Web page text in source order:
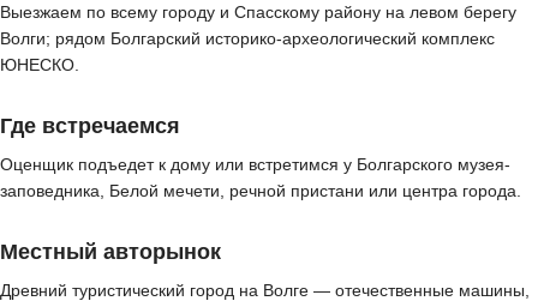
Выезжаем по всему городу и Спасскому району на левом берегу
Волги; рядом Болгарский историко-археологический комплекс
ЮНЕСКО.
Где встречаемся
Оценщик подъедет к дому или встретимся у Болгарского музея-
заповедника, Белой мечети, речной пристани или центра города.
Местный авторынок
Древний туристический город на Волге — отечественные машины,